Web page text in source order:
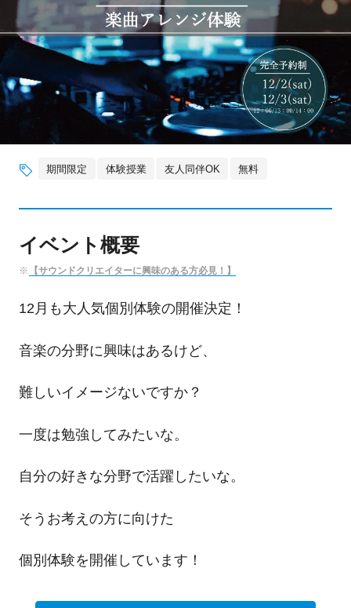
期間限定 体験授業 友人同伴OK 無料
イベント概要
【サウンドクリエイターに興味のある方必見！】
12月も大人気個別体験の開催決定！
音楽の分野に興味はあるけど、
難しいイメージないですか？
一度は勉強してみたいな。
自分の好きな分野で活躍したいな。
そうお考えの方に向けた
個別体験を開催しています！